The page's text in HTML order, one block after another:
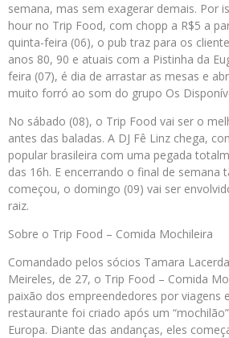
semana, mas sem exagerar demais. Por
hour no Trip Food, com chopp a R$5 a
quinta-feira (06), o pub traz para os
anos 80, 90 e atuais com a Pistinha da
feira (07), é dia de arrastar as mesas e
muito forró ao som do grupo Os
No sábado (08), o Trip Food vai ser o
antes das baladas. A DJ Fê Linz chega,
popular brasileira com uma pegada
das 16h. E encerrando o final de semana
começou, o domingo (09) vai ser
raiz.
Sobre o Trip Food – Comida Mochileira
Comandado pelos sócios Tamara
Meireles, de 27, o Trip Food – Comida
paixão dos empreendedores por viagens
restaurante foi criado após um
Europa. Diante das andanças, eles